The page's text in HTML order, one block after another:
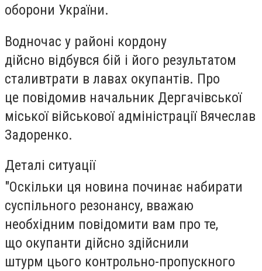
оборони України.
Водночас у районі кордону
дійсно відбувся бій і його результатом
сталивтрати в лавах окупантів. Про
це повідомив начальник Дергачівської
міської військової адміністрації Вячеслав
Задоренко.
Деталі ситуації
"Оскільки ця новина починає набирати
суспільного резонансу, вважаю
необхідним повідомити вам про те,
що окупанти дійсно здійснили
штурм цього контрольно-пропускного